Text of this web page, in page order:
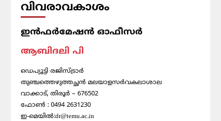
വിവരാവകാശം
ഇന്‍ഫര്‍മേഷന്‍ ഓഫീസര്‍
ആബിദലി പി
ഡെപ്യൂട്ടി രജിസ്ട്രാർ
തുഞ്ചത്തെഴുത്തച്ഛന്‍ മലയാളസര്‍വകലാശാല
വാക്കാട്, തിരൂര്‍ – 676502
ഫോണ്‍ : 0494 2631230
ഇ-മെയില്‍:dr@temu.ac.in